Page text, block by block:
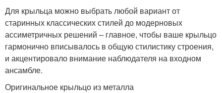
Для крыльца можно выбрать любой вариант от
старинных классических стилей до модерновых
ассиметричных решений – главное, чтобы ваше крыльцо
гармонично вписывалось в общую стилистику строения,
и акцентировало внимание наблюдателя на входном
ансамбле.
Оригинальное крыльцо из металла